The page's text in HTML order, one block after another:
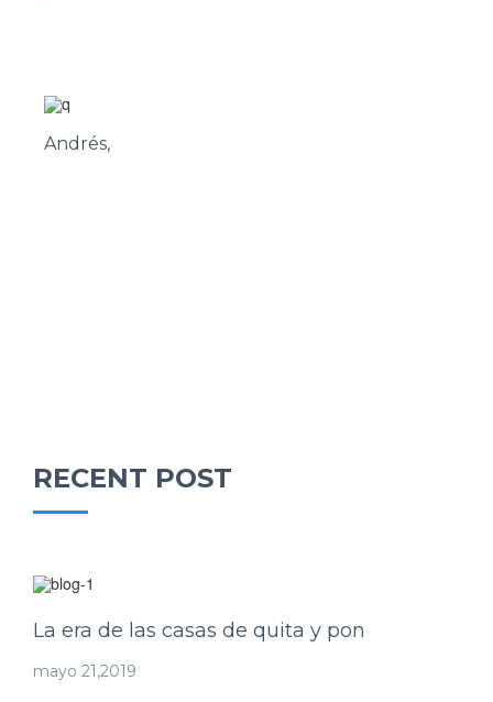
Andrés,
RECENT POST
La era de las casas de quita y pon
mayo 21,2019